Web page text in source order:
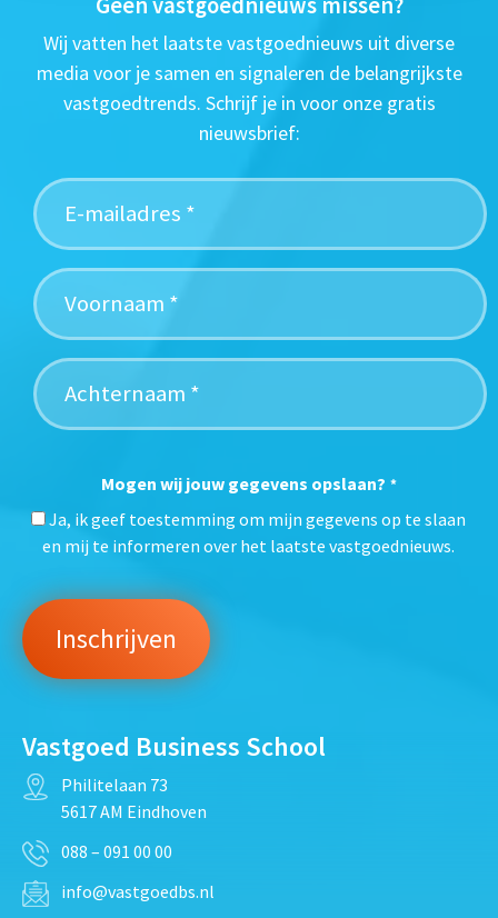
Geen vastgoednieuws missen?
Wij vatten het laatste vastgoednieuws uit diverse
media voor je samen en signaleren de belangrijkste
vastgoedtrends. Schrijf je in voor onze gratis
nieuwsbrief:
Mogen wij jouw gegevens opslaan? *
Ja, ik geef toestemming om mijn gegevens op te slaan
en mij te informeren over het laatste vastgoednieuws.
Vastgoed Business School
Philitelaan 73
5617 AM Eindhoven
088 – 091 00 00
info@vastgoedbs.nl